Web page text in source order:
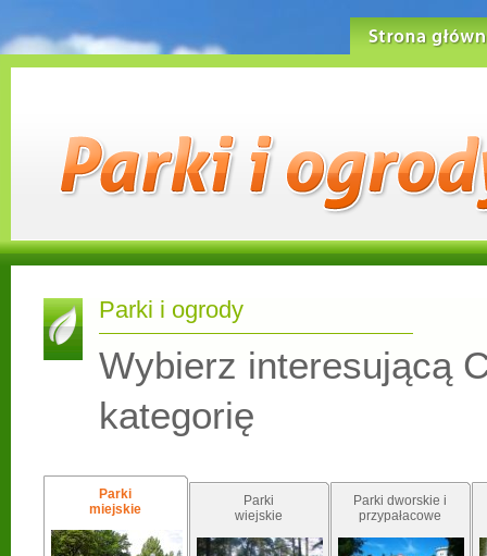
Parki i ogrody
Wybierz interesującą
kategorię
Parki
miejskie
Parki
wiejskie
Parki dworskie i
przypałacowe
Strona główna